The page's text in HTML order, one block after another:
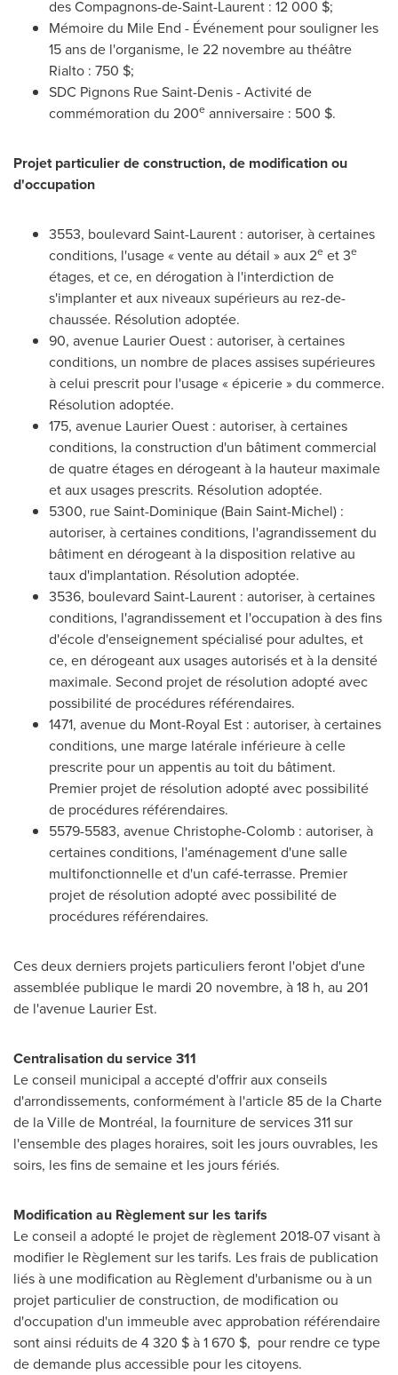
des Compagnons-de-Saint-Laurent : 12 000 $;
Mémoire du Mile End - Événement pour souligner les
15 ans de l'organisme, le 22 novembre au théâtre
Rialto : 750 $;
SDC Pignons Rue Saint-Denis - Activité de
commémoration du 200e anniversaire : 500 $.
Projet particulier de construction, de modification ou
d'occupation
3553, boulevard Saint-Laurent : autoriser, à certaines
conditions, l'usage « vente au détail » aux 2e et 3e
étages, et ce, en dérogation à l'interdiction de
s'implanter et aux niveaux supérieurs au rez-de-
chaussée. Résolution adoptée.
90, avenue Laurier Ouest : autoriser, à certaines
conditions, un nombre de places assises supérieures
à celui prescrit pour l'usage « épicerie » du commerce.
Résolution adoptée.
175, avenue Laurier Ouest : autoriser, à certaines
conditions, la construction d'un bâtiment commercial
de quatre étages en dérogeant à la hauteur maximale
et aux usages prescrits. Résolution adoptée.
5300, rueSaint-Dominique(Bain Saint-Michel) :
autoriser, à certaines conditions, l'agrandissement du
bâtiment en dérogeant à la disposition relative au
taux d'implantation. Résolution adoptée.
3536, boulevard Saint-Laurent : autoriser, à certaines
conditions, l'agrandissement et l'occupation à des fins
d'école d'enseignement spécialisé pour adultes, et
ce, en dérogeant aux usages autorisés et à la densité
maximale. Second projet de résolution adopté avec
possibilité de procédures référendaires.
1471, avenue du Mont-Royal Est : autoriser, à certaines
conditions, une marge latérale inférieure à celle
prescrite pour un appentis au toit du bâtiment.
Premier projet de résolution adopté avec possibilité
de procédures référendaires.
5579-5583, avenue Christophe-Colomb : autoriser, à
certaines conditions, l'aménagement d'une salle
multifonctionnelle et d'un café-terrasse. Premier
projet de résolution adopté avec possibilité de
procédures référendaires.
Ces deux derniers projets particuliers feront l'objet d'une
assemblée publique le mardi 20 novembre, à 18 h, au 201
de l'avenue Laurier Est.
Centralisation du service 311
Le conseil municipal a accepté d'offrir aux conseils
d'arrondissements, conformément à l'article 85 de la Charte
de la Ville de Montréal, la fourniture de services 311 sur
l'ensemble des plages horaires, soit les jours ouvrables, les
soirs, les fins de semaine et les jours fériés.
Modification au Règlement sur les tarifs
Le conseil a adopté le projet de règlement 2018-07 visant à
modifier le Règlement sur les tarifs. Les frais de publication
liés à une modification au Règlement d'urbanisme ou à un
projet particulier de construction, de modification ou
d'occupation d'un immeuble avec approbation référendaire
sont ainsi réduits de 4 320 $ à 1 670 $, pour rendre ce type
de demande plus accessible pour les citoyens.